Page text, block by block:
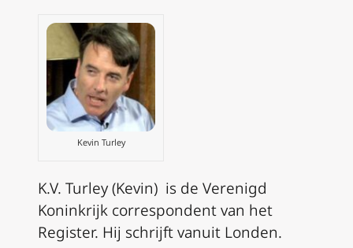
Kevin Turley
K.V. Turley (Kevin) is de Verenigd
Koninkrijk correspondent van het
Register. Hij schrijft vanuit Londen.